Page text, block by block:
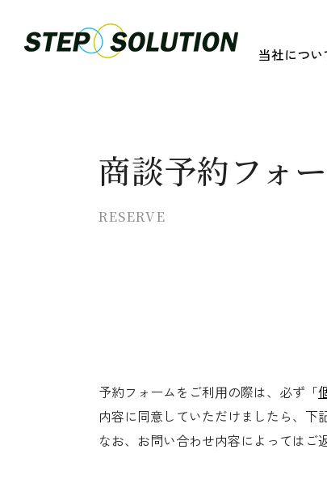
当社につい
商談予約フォ
RESERVE
予約フォームをご利⽤の際は、必ず「
内容に同意していただけましたら、下
なお、お問い合わせ内容によってはご